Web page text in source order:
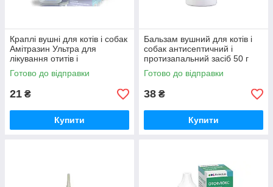
Краплі вушні для котів і собак
Амітразин Ультра для
лікування отитів і
захворювань шкіри 10 мл
O.L.KAR
Готово до відправки
21 ₴
Купити
Бальзам вушний для котів і
собак антисептичний і
протизапальний засіб 50 г
Готово до відправки
38 ₴
Купити